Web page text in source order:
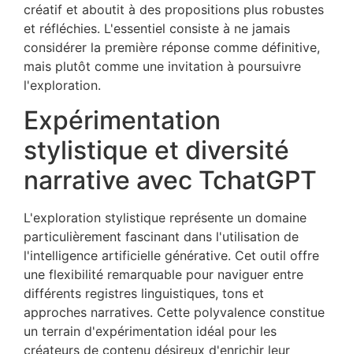
créatif et aboutit à des propositions plus robustes
et réfléchies. L'essentiel consiste à ne jamais
considérer la première réponse comme définitive,
mais plutôt comme une invitation à poursuivre
l'exploration.
Expérimentation
stylistique et diversité
narrative avec TchatGPT
L'exploration stylistique représente un domaine
particulièrement fascinant dans l'utilisation de
l'intelligence artificielle générative. Cet outil offre
une flexibilité remarquable pour naviguer entre
différents registres linguistiques, tons et
approches narratives. Cette polyvalence constitue
un terrain d'expérimentation idéal pour les
créateurs de contenu désireux d'enrichir leur